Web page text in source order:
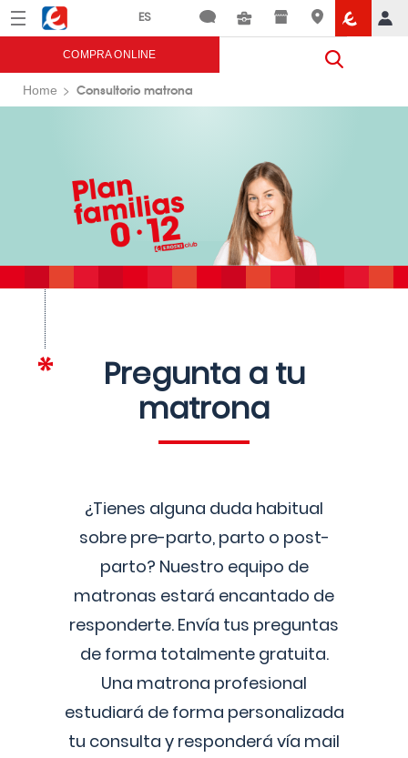
Menú Eroski
COMPRA ONLINE
Home Consultorio matrona
Pregunta a tu
matrona
¿Tienes alguna duda habitual
sobre pre-parto, parto o post-
parto? Nuestro equipo de
matronas estará encantado de
responderte. Envía tus preguntas
de forma totalmente gratuita.
Una matrona profesional
estudiará de forma personalizada
tu consulta y responderá vía mail